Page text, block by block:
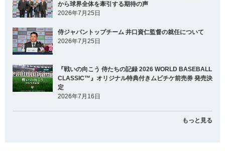
から球界全体を牽引する期待の声
2026年7月25日
侍ジャパントップチーム 井口資仁監督の就任について
2026年7月25日
『戦いの向こう 侍たちの記録 2026 WORLD BASEBALL
CLASSIC™』オリジナル特典付きムビチケ前売券 発売決
定
2026年7月16日
もっと見る